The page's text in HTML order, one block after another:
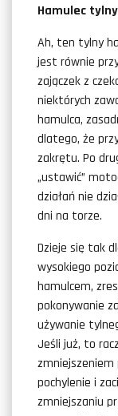
Hamulec tylny
Ah, ten tylny
jest równie
zajączek z
niektórych
hamulca,
dlatego, że
zakrętu. Po
„ustawić”
działań nie
dni na torze.
Dzieje się tak
wysokiego
hamulcem,
pokonywanie
używanie
Jeśli już, to
zmniejszeniem
pochylenie i
zmniejszaniu